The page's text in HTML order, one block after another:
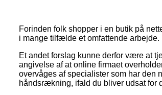
Forinden folk shopper i en butik på
i mange tilfælde et omfattende arbejde.
Et andet forslag kunne derfor være at
angivelse af at online firmaet
overvåges af specialister som har den
håndsrækning, ifald du bliver udsat for